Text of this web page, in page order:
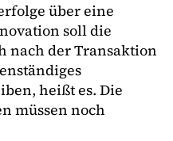
über eine
soll die
nach der Transaktion
heißt es. Die
müssen noch